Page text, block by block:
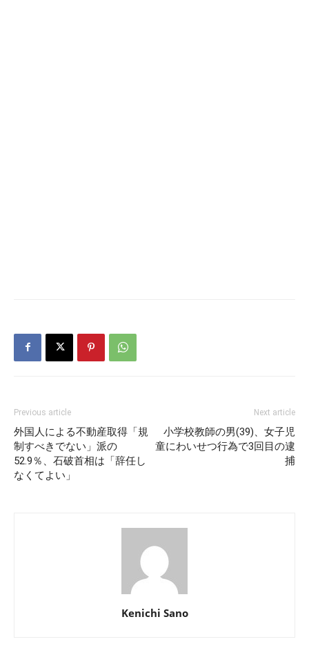
Previous article
外国人による不動産取得「規
制すべきでない」派の
52.9％、石破首相は「辞任し
なくてよい」
Next article
小学校教師の男(39)、女子児
童にわいせつ行為で3回目の逮
捕
Kenichi Sano